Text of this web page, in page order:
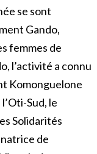
se sont
Gando,
femmes de
l’activité a connu
Komonguelone
Sud, le
Solidarités
de